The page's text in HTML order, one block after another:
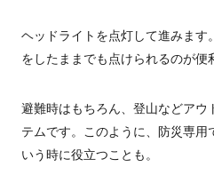
ヘッドライトを点灯して進みます
をしたままでも点けられるのが便
避難時はもちろん、登山などアウ
テムです。このように、防災専用
いう時に役立つことも。